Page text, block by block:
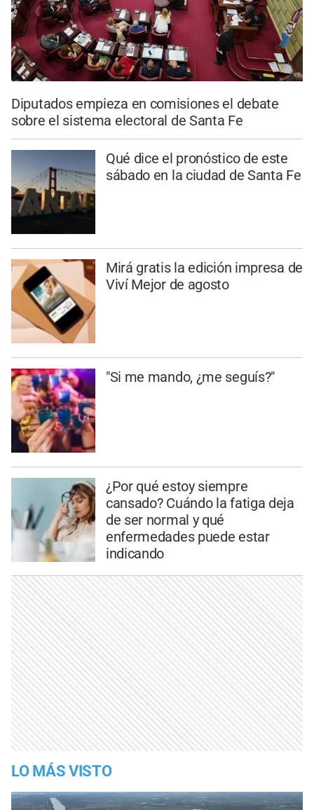
Diputados empieza en comisiones el debate
sobre el sistema electoral de Santa Fe
Qué dice el pronóstico de este
sábado en la ciudad de Santa Fe
Mirá gratis la edición impresa de
Viví Mejor de agosto
"Si me mando, ¿me seguís?"
¿Por qué estoy siempre
cansado? Cuándo la fatiga deja
de ser normal y qué
enfermedades puede estar
indicando
LO MÁS VISTO